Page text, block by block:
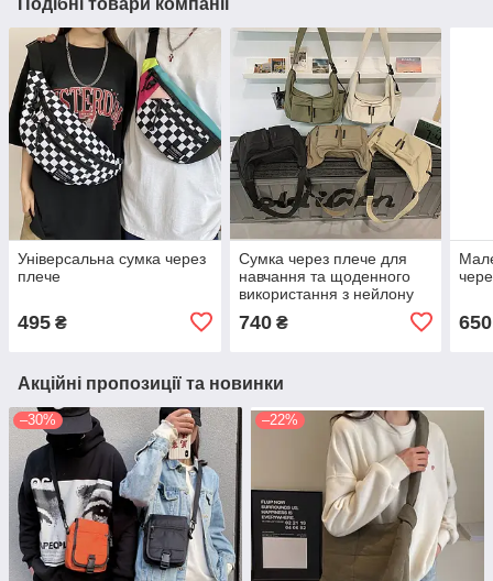
Подібні товари компанії
Універсальна сумка через
плече
495 ₴
Сумка через плече для
навчання та щоденного
використання з нейлону
740₴ 650
Акційні пропозиції та новинки
–30% –22%